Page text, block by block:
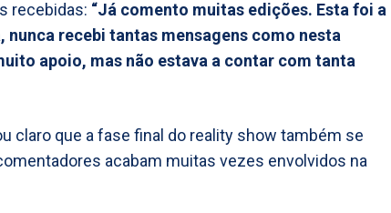
recebidas: “Já comento muitas edições. Esta foi a
recebi tantas mensagens como nesta
apoio, mas não estava a contar com tanta
claro que a fase final do reality show também se
acabam muitas vezes envolvidos na